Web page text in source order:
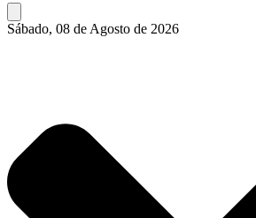
Sábado, 08 de Agosto de 2026